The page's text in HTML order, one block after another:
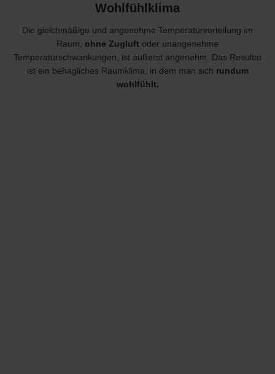
Wohlfühlklima
Die gleichmäßige und angenehme Temperaturverteilung im
Raum, ohne Zugluft oder unangenehme
Temperaturschwankungen, ist äußerst angenehm. Das Resultat
ist ein behagliches Raumklima, in dem man sich rundum
wohlfühlt.